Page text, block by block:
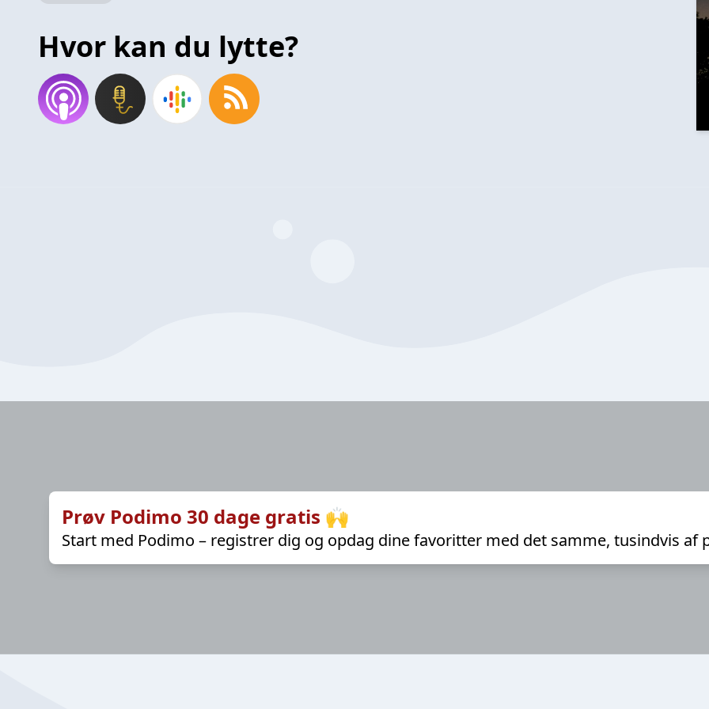
Hvor kan du lytte?
Prøv Podimo 30 dage gratis 🙌
Start med Podimo – registrer dig og opdag dine favoritter med det samme, tusindvis af